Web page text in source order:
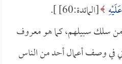
[المائدة:60] ].
من سلك سبيلهم، كما هو معروف
في وصف أعمال أحد من الناس